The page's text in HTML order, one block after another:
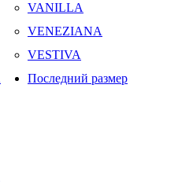
VANILLA
VENEZIANA
VESTIVA
Последний размер